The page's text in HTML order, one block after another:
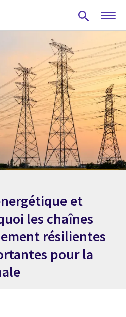
et
les chaînes
résilientes
pour la